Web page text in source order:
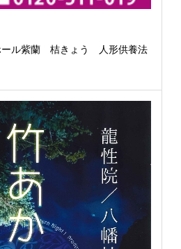
ル紫蘭 桔きょう 人形供養法